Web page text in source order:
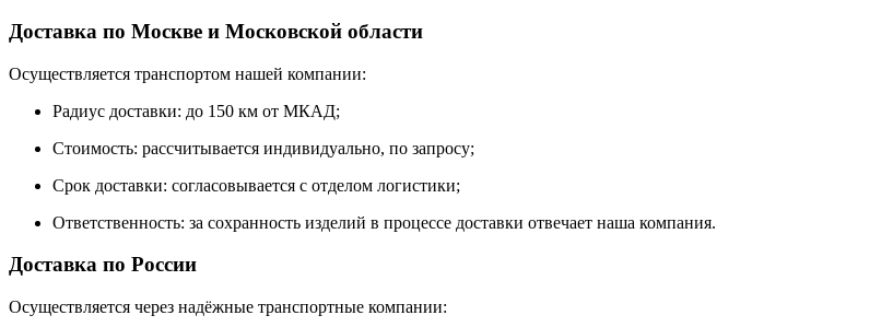
Доставка по Москве и Московской области
Осуществляется транспортом нашей компании:
Радиус доставки: до 150 км от МКАД;
Стоимость: рассчитывается индивидуально, по запросу;
Срок доставки: согласовывается с отделом логистики;
Ответственность: за сохранность изделий в процессе доставки отвечает наша компания.
Доставка по России
Осуществляется через надёжные транспортные компании: